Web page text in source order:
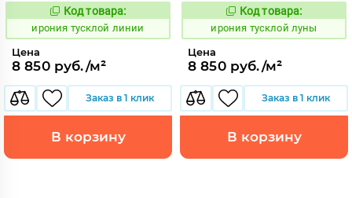
1107044
Код товара:
ирония тусклой линии
Цена
8 850 руб./м²
Заказ в 1 клик
В корзину
1107045
Код товара:
ирония тусклой луны
Цена
8 850 руб./м²
Заказ в 1 клик
В корзину